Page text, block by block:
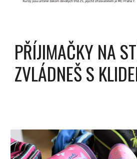
PŘÍJIMAČKY NA
ZVLÁDNEŠ S